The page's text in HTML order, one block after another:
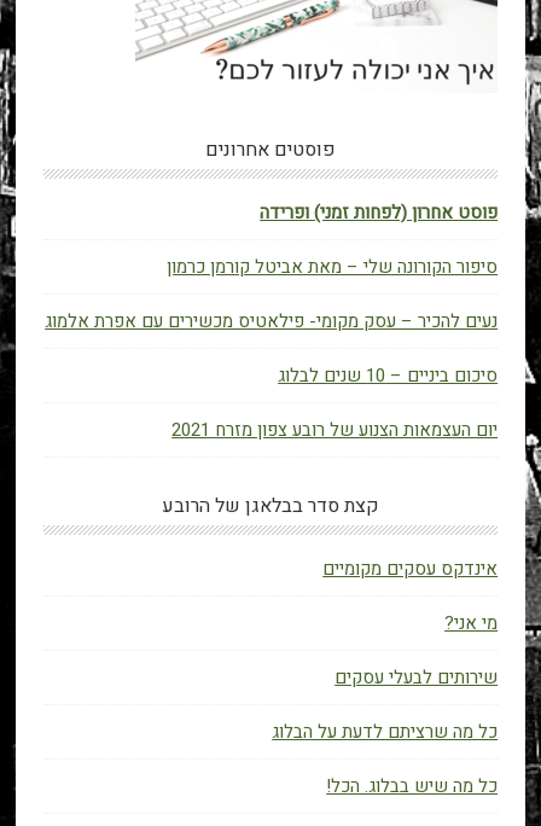
פוסטים אחרונים
פוסט אחרון (לפחות זמני) ופרידה
סיפור הקורונה שלי – מאת אביטל קורמן כרמון
נעים להכיר – עסק מקומי- פילאטיס מכשירים עם אפרת אלמוג
סיכום ביניים – 10 שנים לבלוג
יום העצמאות הצנוע של רובע צפון מזרח 2021
קצת סדר בבלאגן של הרובע
אינדקס עסקים מקומיים
מי אני?
שירותים לבעלי עסקים
כל מה שרציתם לדעת על הבלוג
כל מה שיש בבלוג. הכל!